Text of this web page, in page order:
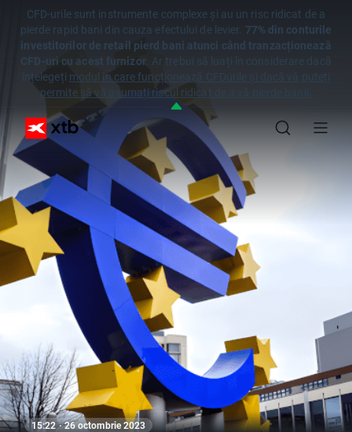
CFD-urile sunt instrumente complexe și au un risc ridicat de a
pierde rapid bani din cauza efectului de levier. 77% din conturile
investitorilor de retail pierd bani atunci când tranzacționează
CFD-uri cu acest furnizor. Ar trebui să luați în considerare dacă
înțelegeți modul în care funcționează CFDurile și dacă vă puteți
permite să vă asumați riscul ridicat de a vă pierde banii.
15:22 · 26 octombrie 2023